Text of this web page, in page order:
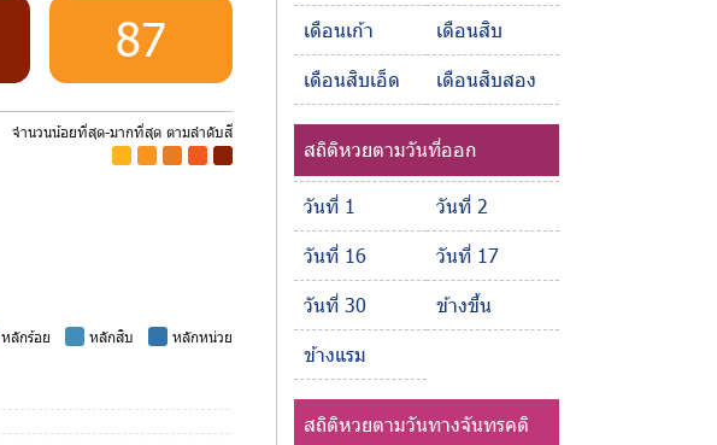
87
จำนวนน้อยที่สุด-มากที่สุด ตามลำดับสี
หลักร้อย หลักสิบ
หลักหน่วย
เดือนเก้า
เดือนสิบ
เดือนสิบเอ็ด
เดือนสิบสอง
สถิติหวยตามวันที่ออก
วันที่ 1
วันที่ 2
วันที่ 16
วันที่ 17
วันที่ 30
ข้างขึ้น
ข้างแรม
สถิติหวยตามวันทางจันทรคติ